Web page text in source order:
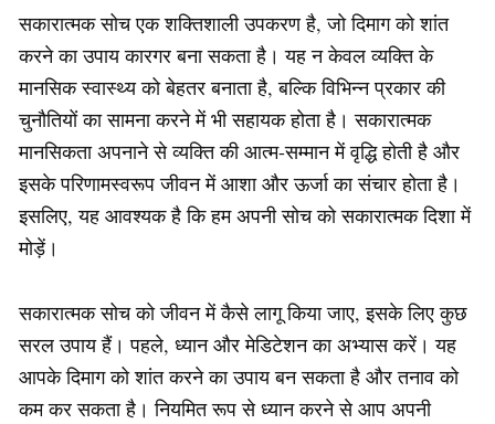
सकारात्मक सोच एक शक्तिशाली उपकरण है, जो दिमाग को शांत
करने का उपाय कारगर बना सकता है। यह न केवल व्यक्ति के
मानसिक स्वास्थ्य को बेहतर बनाता है, बल्कि विभिन्न प्रकार की
चुनौतियों का सामना करने में भी सहायक होता है। सकारात्मक
मानसिकता अपनाने से व्यक्ति की आत्म-सम्मान में वृद्धि होती है और
इसके परिणामस्वरूप जीवन में आशा और ऊर्जा का संचार होता है।
इसलिए, यह आवश्यक है कि हम अपनी सोच को सकारात्मक दिशा में
मोड़ें।
सकारात्मक सोच को जीवन में कैसे लागू किया जाए, इसके लिए कुछ
सरल उपाय हैं। पहले, ध्यान और मेडिटेशन का अभ्यास करें। यह
आपके दिमाग को शांत करने का उपाय बन सकता है और तनाव को
कम कर सकता है। नियमित रूप से ध्यान करने से आप अपनी